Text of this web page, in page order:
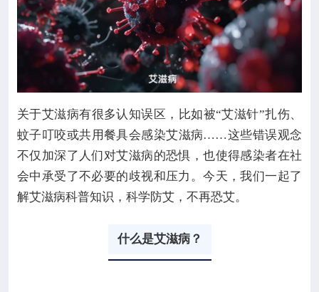
关于艾滋病有很多认知误区，比如被“艾滋针”扎伤、
蚊子叮咬或共用餐具会感染艾滋病……这些错误观念
不仅加深了人们对艾滋病的恐惧，也使得感染者在社
会中承受了不必要的歧视和压力。今天，我们一起了
解艾滋病科普知识，科学防艾，不再恐艾。
什么是艾滋病？